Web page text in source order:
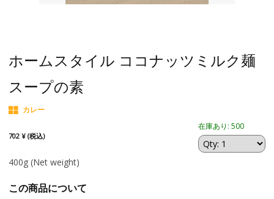
ホームスタイル ココナッツミルク麺
スープの素
カレー
702 ¥ (税込)
在庫あり: 500
400g (Net weight)
この商品について